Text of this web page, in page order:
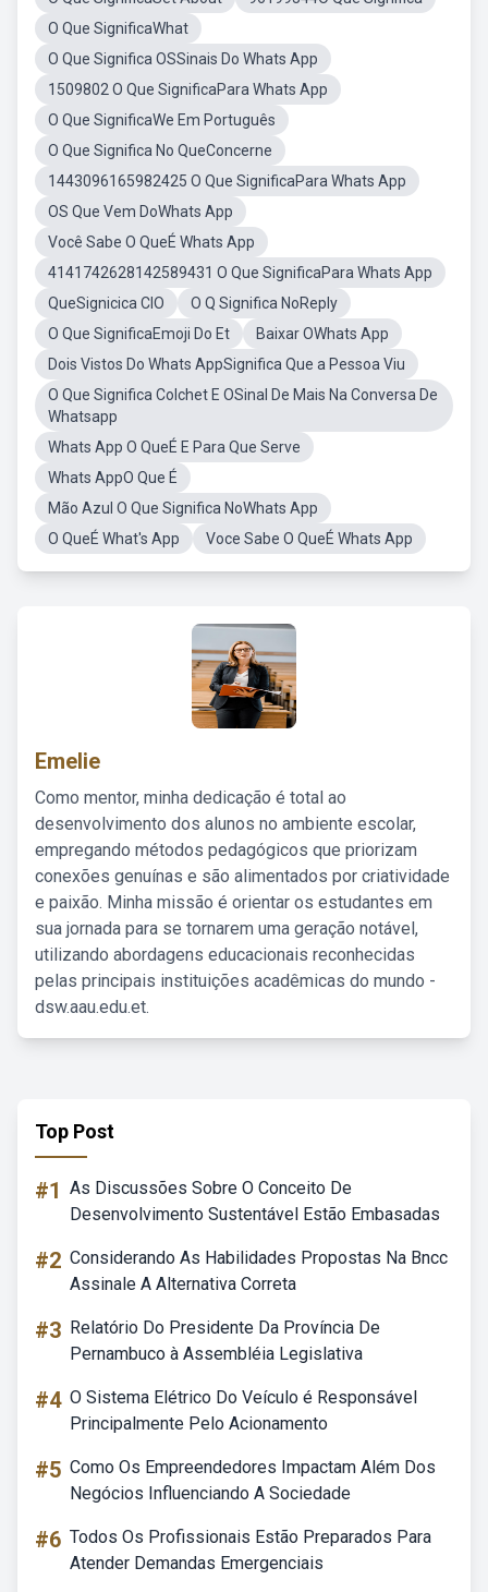
O Que SignificaWhat
O Que Significa OSSinais Do Whats App
1509802 O Que SignificaPara Whats App
O Que SignificaWe Em Português
O Que Significa No QueConcerne
1443096165982425 O Que SignificaPara Whats App
OS Que Vem DoWhats App
Você Sabe O QueÉ Whats App
4141742628142589431 O Que SignificaPara Whats App
QueSignicica CIO
O Q Significa NoReply
O Que SignificaEmoji Do Et
Baixar OWhats App
Dois Vistos Do Whats AppSignifica Que a Pessoa Viu
O Que Significa Colchet E OSinal De Mais Na Conversa De
Whatsapp
Whats App O QueÉ E Para Que Serve
Whats AppO Que É
Mão Azul O Que Significa NoWhats App
O QueÉ What's App
Voce Sabe O QueÉ Whats App
Emelie
Como mentor, minha dedicação é total ao
desenvolvimento dos alunos no ambiente escolar,
empregando métodos pedagógicos que priorizam
conexões genuínas e são alimentados por criatividade
e paixão. Minha missão é orientar os estudantes em
sua jornada para se tornarem uma geração notável,
utilizando abordagens educacionais reconhecidas
pelas principais instituições acadêmicas do mundo -
dsw.aau.edu.et.
Top Post
#1 As Discussões Sobre O Conceito De
Desenvolvimento Sustentável Estão Embasadas
#2 Considerando As Habilidades Propostas Na Bncc
Assinale A Alternativa Correta
#3 Relatório Do Presidente Da Província De
Pernambuco à Assembléia Legislativa
#4 O Sistema Elétrico Do Veículo é Responsável
Principalmente Pelo Acionamento
#5 Como Os Empreendedores Impactam Além Dos
Negócios Influenciando A Sociedade
#6 Todos Os Profissionais Estão Preparados Para
Atender Demandas Emergenciais